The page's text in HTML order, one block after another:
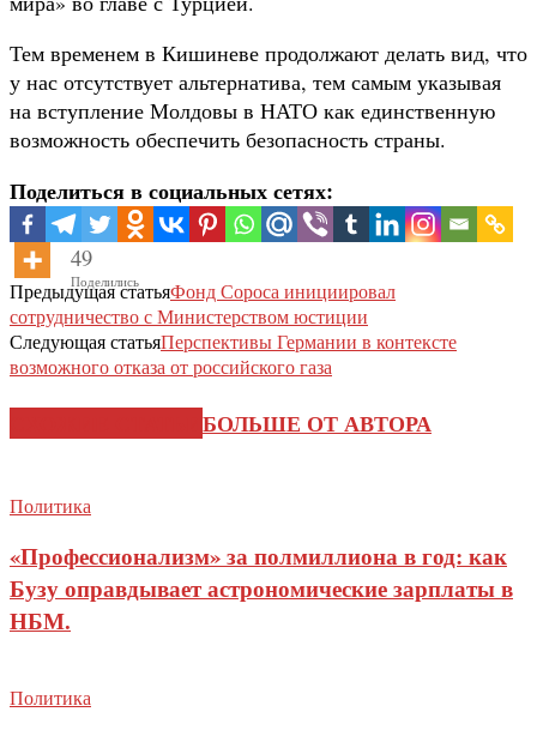
Тем временем в Кишиневе продолжают делать вид, что
у нас отсутствует альтернатива, тем самым указывая
на вступление Молдовы в НАТО как единственную
возможность обеспечить безопасность страны.
Поделиться в социальных сетях:
49
Поделились
Предыдущая статьяФонд Сороса инициировал
сотрудничество с Министерством юстиции
Следующая статьяПерспективы Германии в контексте
возможного отказа от российского газа
БОЛЬШЕ ОТ АВТОРА
Политика
«Профессионализм» за полмиллиона в год: как
Бузу оправдывает астрономические зарплаты в
НБМ.
Политика